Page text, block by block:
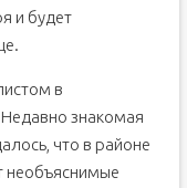
и будет
в
знакомая
что в районе
необъяснимые